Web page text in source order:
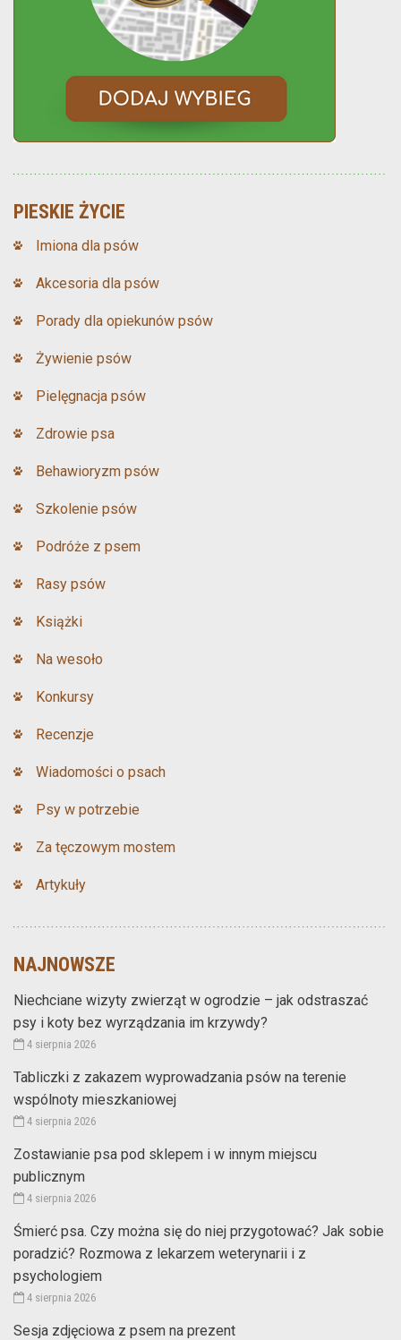
PIESKIE ŻYCIE
Imiona dla psów
Akcesoria dla psów
Porady dla opiekunów psów
Żywienie psów
Pielęgnacja psów
Zdrowie psa
Behawioryzm psów
Szkolenie psów
Podróże z psem
Rasy psów
Książki
Na wesoło
Konkursy
Recenzje
Wiadomości o psach
Psy w potrzebie
Za tęczowym mostem
Artykuły
NAJNOWSZE
Niechciane wizyty zwierząt w ogrodzie – jak odstraszać
psy i koty bez wyrządzania im krzywdy?
4 sierpnia 2026
Tabliczki z zakazem wyprowadzania psów na terenie
wspólnoty mieszkaniowej
4 sierpnia 2026
Zostawianie psa pod sklepem i w innym miejscu
publicznym
4 sierpnia 2026
Śmierć psa. Czy można się do niej przygotować? Jak sobie
poradzić? Rozmowa z lekarzem weterynarii i z
psychologiem
4 sierpnia 2026
Sesja zdjęciowa z psem na prezent